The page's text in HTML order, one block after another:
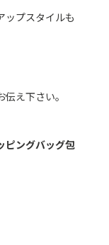
プスタイルも
え下さい。
ピングバッグ包